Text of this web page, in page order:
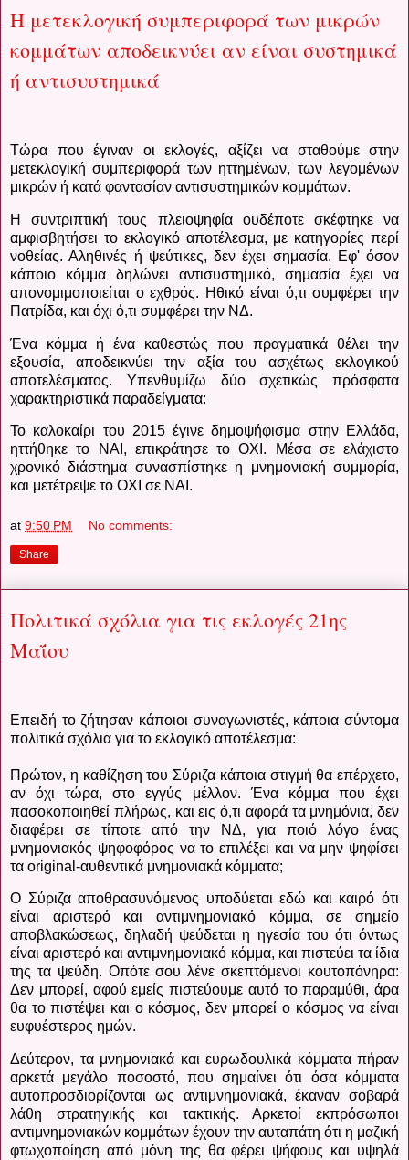
Η μετεκλογική συμπεριφορά των μικρών
κομμάτων αποδεικνύει αν είναι συστημικά
ή αντισυστημικά
Τώρα που έγιναν οι εκλογές, αξίζει να σταθούμε στην
μετεκλογική συμπεριφορά των ηττημένων, των λεγομένων
μικρών ή κατά φαντασίαν αντισυστημικών κομμάτων.
Η συντριπτική τους πλειοψηφία ουδέποτε σκέφτηκε να
αμφισβητήσει το εκλογικό αποτέλεσμα, με κατηγορίες περί
νοθείας. Αληθινές ή ψεύτικες, δεν έχει σημασία. Εφ' όσον
κάποιο κόμμα δηλώνει αντισυστημικό, σημασία έχει να
απονομιμοποιείται ο εχθρός. Ηθικό είναι ό,τι συμφέρει την
Πατρίδα, και όχι ό,τι συμφέρει την ΝΔ.
Ένα κόμμα ή ένα καθεστώς που πραγματικά θέλει την
εξουσία, αποδεικνύει την αξία του ασχέτως εκλογικού
αποτελέσματος. Υπενθυμίζω δύο σχετικώς πρόσφατα
χαρακτηριστικά παραδείγματα:
Το καλοκαίρι του 2015 έγινε δημοψήφισμα στην Ελλάδα,
ηττήθηκε το ΝΑΙ, επικράτησε το ΟΧΙ. Μέσα σε ελάχιστο
χρονικό διάστημα συνασπίστηκε η μνημονιακή συμμορία,
και μετέτρεψε το ΟΧΙ σε ΝΑΙ.
at 9:50 PM No comments:
Share
Πολιτικά σχόλια για τις εκλογές 21ης
Μαΐου
Επειδή το ζήτησαν κάποιοι συναγωνιστές, κάποια σύντομα
πολιτικά σχόλια για το εκλογικό αποτέλεσμα:
Πρώτον, η καθίζηση του Σύριζα κάποια στιγμή θα επέρχετο,
αν όχι τώρα, στο εγγύς μέλλον. Ένα κόμμα που έχει
πασοκοποιηθεί πλήρως, και εις ό,τι αφορά τα μνημόνια, δεν
διαφέρει σε τίποτε από την ΝΔ, για ποιό λόγο ένας
μνημονιακός ψηφοφόρος να το επιλέξει και να μην ψηφίσει
τα original -αυθεντικά μνημονιακά κόμματα;
Ο Σύριζα αποθρασυνόμενος υποδύεται εδώ και καιρό ότι
είναι αριστερό και αντιμνημονιακό κόμμα, σε σημείο
αποβλακώσεως, δηλαδή ψεύδεται η ηγεσία του ότι όντως
είναι αριστερό και αντιμνημονιακό κόμμα, και πιστεύει τα ίδια
της τα ψεύδη. Οπότε σου λένε σκεπτόμενοι κουτοπόνηρα:
Δεν μπορεί, αφού εμείς πιστεύουμε αυτό το παραμύθι, άρα
θα το πιστέψει και ο κόσμος, δεν μπορεί ο κόσμος να είναι
ευφυέστερος ημών.
Δεύτερον, τα μνημονιακά και ευρωδουλικά κόμματα πήραν
αρκετά μεγάλο ποσοστό, που σημαίνει ότι όσα κόμματα
αυτοπροσδιορίζονται ως αντιμνημονιακά, έκαναν σοβαρά
λάθη στρατηγικής και τακτικής. Αρκετοί εκπρόσωποι
αντιμνημονιακών κομμάτων έχουν την αυταπάτη ότι η μαζική
φτωχοποίηση από μόνη της θα φέρει ψήφους και υψηλά